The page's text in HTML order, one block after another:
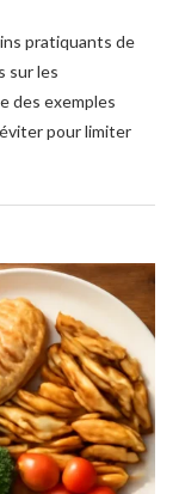
pratiquants de
sur les
des exemples
pour limiter